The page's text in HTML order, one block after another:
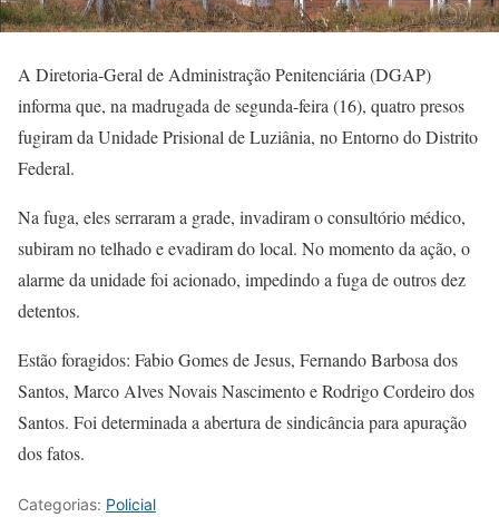
A Diretoria-Geral de Administração Penitenciária (DGAP)
informa que, na madrugada de segunda-feira (16), quatro presos
fugiram da Unidade Prisional de Luziânia, no Entorno do Distrito
Federal.
Na fuga, eles serraram a grade, invadiram o consultório médico,
subiram no telhado e evadiram do local. No momento da ação, o
alarme da unidade foi acionado, impedindo a fuga de outros dez
detentos.
Estão foragidos: Fabio Gomes de Jesus, Fernando Barbosa dos
Santos, Marco Alves Novais Nascimento e Rodrigo Cordeiro dos
Santos. Foi determinada a abertura de sindicância para apuração
dos fatos.
Categorias: Policial